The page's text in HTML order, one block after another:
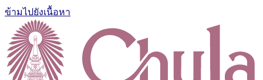
ข้ามไปยังเนื้อหา